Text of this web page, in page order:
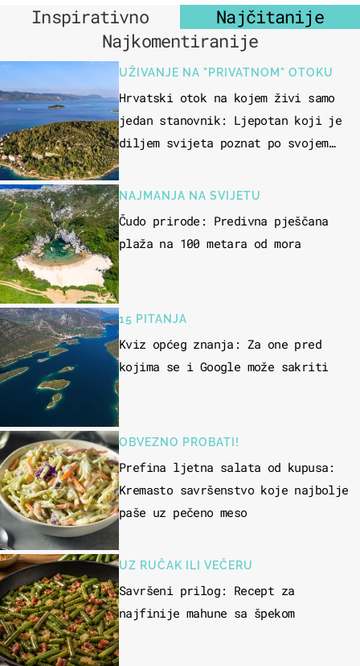
Inspirativno
Najčitanije
Najkomentiranije
UŽIVANJE NA "PRIVATNOM" OTOKU
Hrvatski otok na kojem živi samo
jedan stanovnik: Ljepotan koji je
diljem svijeta poznat po svojem
NAJMANJA NA SVIJETU
Čudo prirode: Predivna pješčana
plaža na 100 metara od mora
15 PITANJA
Kviz općeg znanja: Za one pred
kojima se i Google može sakriti
OBVEZNO PROBATI!
Prefina ljetna salata od kupusa:
Kremasto savršenstvo koje najbolje
paše uz pečeno meso
UZ RUČAK ILI VEČERU
Savršeni prilog: Recept za
najfinije mahune sa špekom